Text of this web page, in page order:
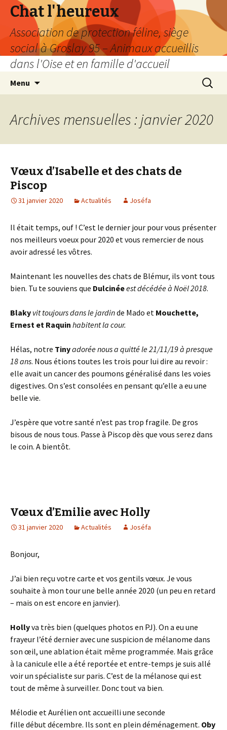
Chat l'heureux
Association de protection féline, siège
social à Groslay 95 – Animaux accueillis
dans l'Oise et en famille d'accueil
Menu
Archives mensuelles : janvier 2020
Vœux d’Isabelle et des chats de
Piscop
31 janvier 2020 Actualités Joséfa
Il était temps, ouf ! C’est le dernier jour pour vous présenter
nos meilleurs voeux pour 2020 et vous remercier de nous
avoir adressé les vôtres.
Maintenant les nouvelles des chats de Blémur, ils vont tous
bien. Tu te souviens que Dulcinéeest décédée à Noël 2018.
Blaky vit toujours dans le jardinde Mado et Mouchette,
Ernest et Raquin habitent la cour.
Hélas, notre Tinyadorée nous a quitté le 21/11/19 à presque
18 ans. Nous étions toutes les trois pour lui dire au revoir :
elle avait un cancer des poumons généralisé dans les voies
digestives. On s’est consolées en pensant qu’elle a eu une
belle vie.
J’espère que votre santé n’est pas trop fragile. De gros
bisous de nous tous. Passe à Piscop dès que vous serez dans
le coin. A bientôt.
Vœux d’Emilie avec Holly
31 janvier 2020 Actualités Joséfa
Bonjour,
J’ai bien reçu votre carte et vos gentils vœux. Je vous
souhaite à mon tour une belle année 2020 (un peu en retard
– mais on est encore en janvier).
Hollyva très bien (quelques photos en PJ). On a eu une
frayeur l’été dernier avec une suspicion de mélanome dans
son œil, une ablation était même programmée. Mais grâce
à la canicule elle a été reportée et entre-temps je suis allé
voir un spécialiste sur paris. C’est de la mélanose qui est
tout de même à surveiller. Donc tout va bien.
Mélodie et Aurélien ont accueilli une seconde
fille début décembre. Ils sont en plein déménagement. Oby